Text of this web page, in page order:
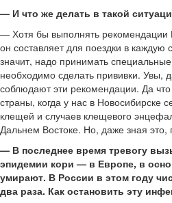
— И что же делать в такой
— Хотя бы выполнять рекомендации
он составляет для поездки в
значит, надо принимать
необходимо сделать прививки. Увы,
соблюдают эти рекомендации. Да что
страны, когда у нас в Новосибирске
клещей и случаев клещевого
Дальнем Востоке. Но, даже зная это,
— В последнее время тревогу
эпидемии кори — в Европе, в
умирают. В России в этом году
два раза. Как остановить эту